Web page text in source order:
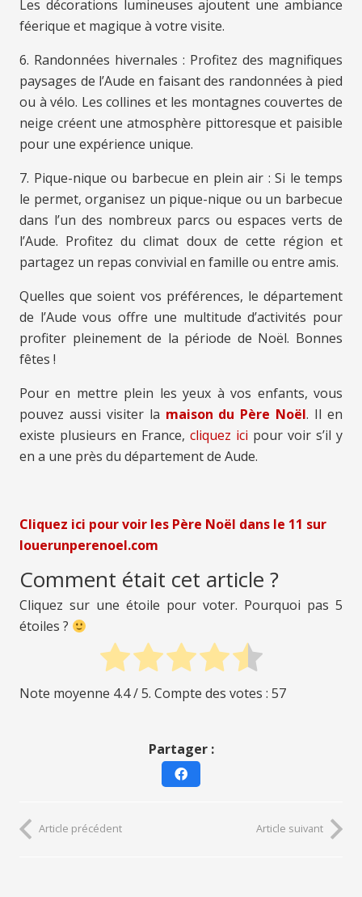
Les décorations lumineuses ajoutent une ambiance
féerique et magique à votre visite.
6. Randonnées hivernales : Profitez des magnifiques
paysages de l’Aude en faisant des randonnées à pied
ou à vélo. Les collines et les montagnes couvertes de
neige créent une atmosphère pittoresque et paisible
pour une expérience unique.
7. Pique-nique ou barbecue en plein air : Si le temps
le permet, organisez un pique-nique ou un barbecue
dans l’un des nombreux parcs ou espaces verts de
l’Aude. Profitez du climat doux de cette région et
partagez un repas convivial en famille ou entre amis.
Quelles que soient vos préférences, le département
de l’Aude vous offre une multitude d’activités pour
profiter pleinement de la période de Noël. Bonnes
fêtes !
Pour en mettre plein les yeux à vos enfants, vous
pouvez aussi visiter la maison du Père Noël. Il en
existe plusieurs en France, cliquez ici pour voir s’il y
en a une près du département de Aude.
Cliquez ici pour voir les Père Noël dans le 11 sur
louerunperenoel.com
Comment était cet article ?
Cliquez sur une étoile pour voter. Pourquoi pas 5
étoiles ?
Note moyenne 4.4/ 5. Compte des votes : 57
Partager :
Article précédent Article suivant